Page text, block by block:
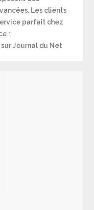
Les clients
parfait chez
:
Journal du Net